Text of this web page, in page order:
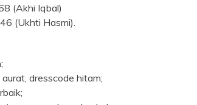
(Akhi Iqbal)
(Ukhti Hasmi).
dresscode hitam;